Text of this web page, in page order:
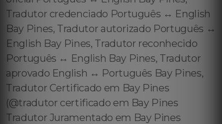
Tradutor credenciado Português ↔️ English
Bay Pines, Tradutor autorizado Português ↔️
English Bay Pines, Tradutor reconhecido
Português ↔️ English Bay Pines, Tradutor
aprovado English ↔️ Português Bay Pines,
Tradutor Certificado em Bay Pines
(@tradutor certificado em Bay Pines
Tradutor Juramentado em Bay Pines